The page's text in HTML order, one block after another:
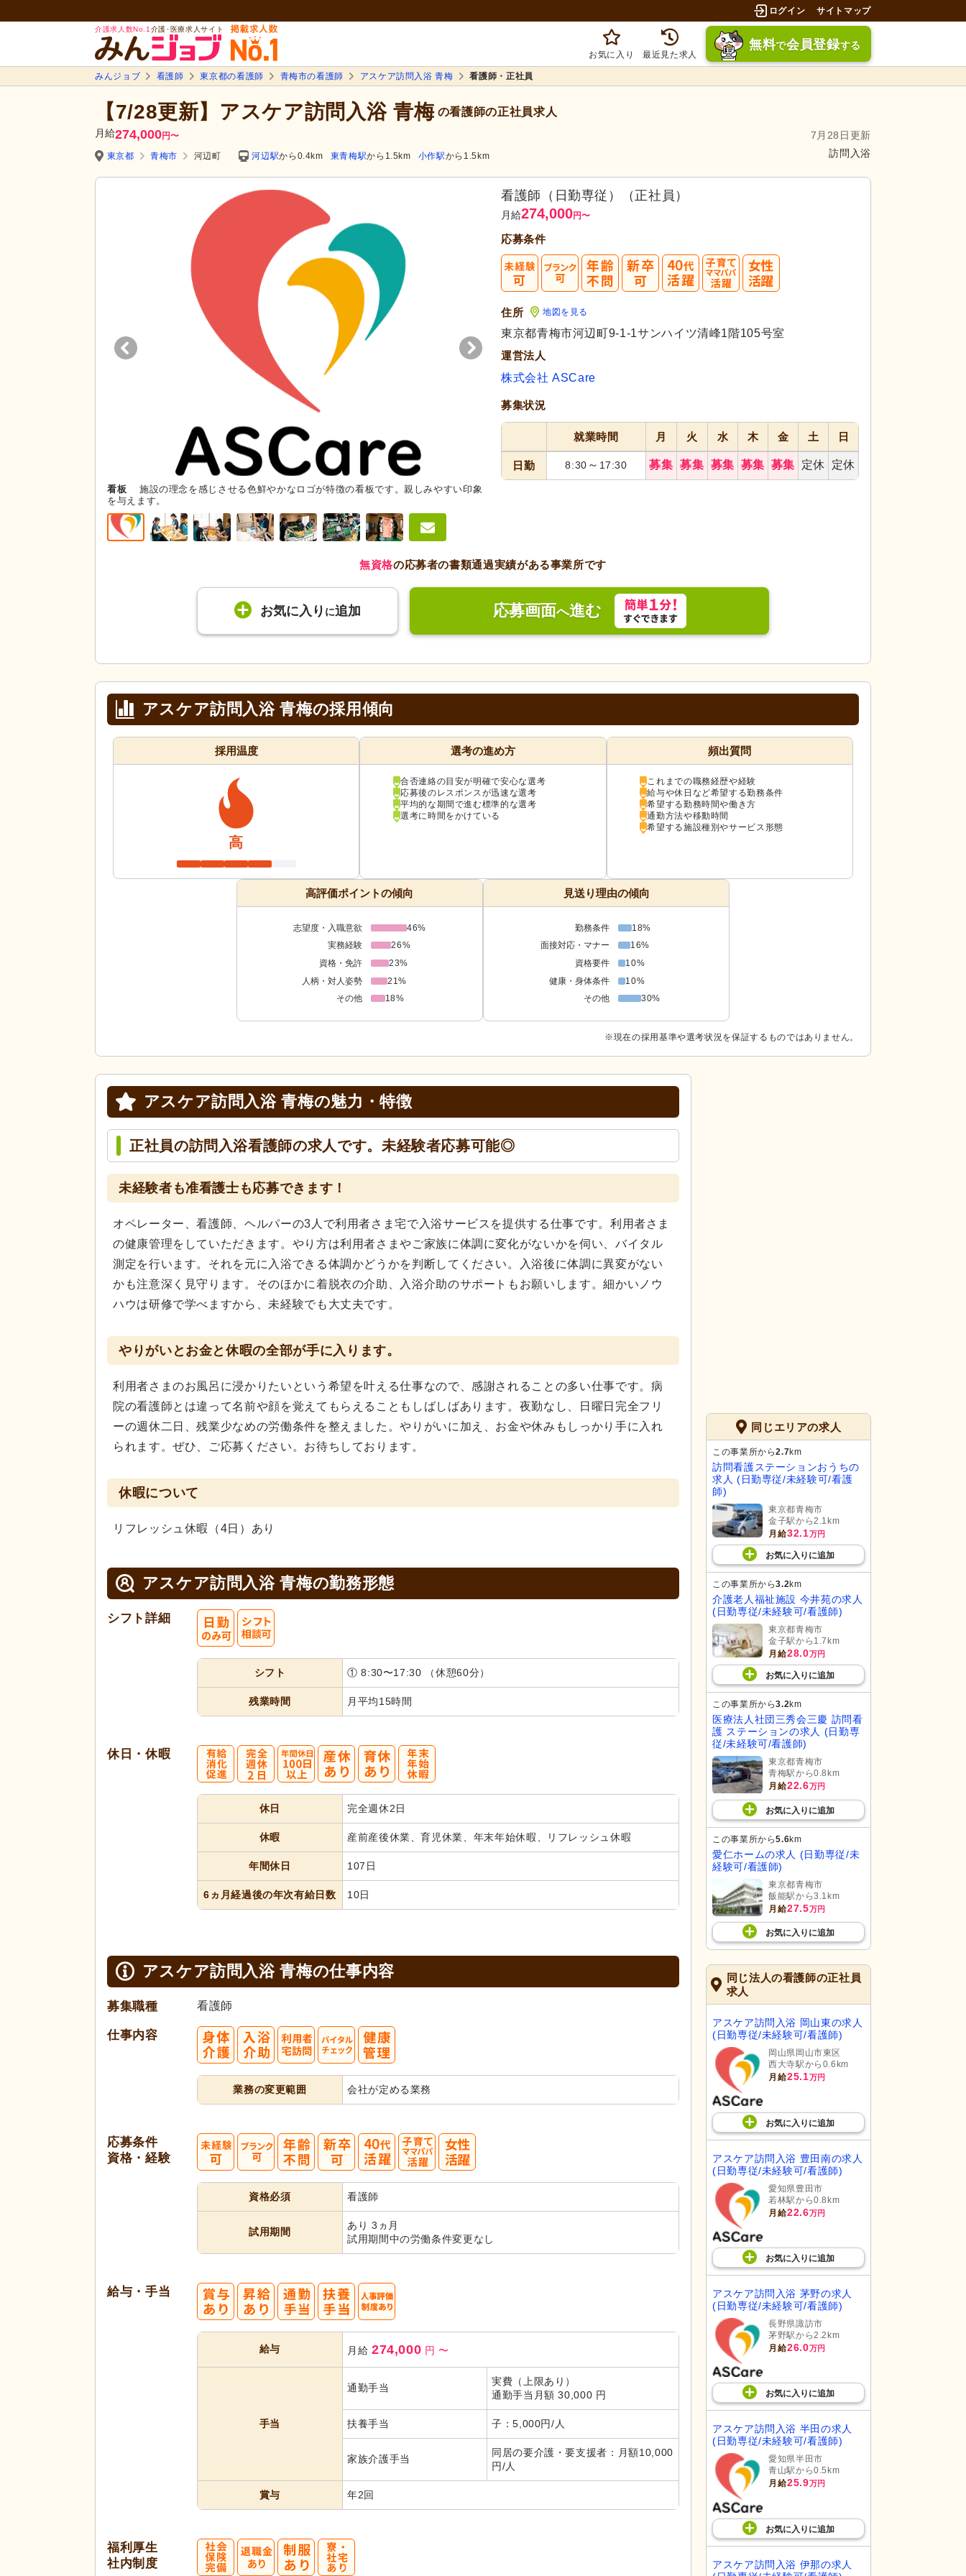
ログイン サイトマップ
介護求人数No.1 介護･医療求人サイト
お気に入り 最近見た求人
無料で会員登録する
みんジョブ 看護師 東京都の看護師 青梅市の看護師 アスケア訪問入浴 青梅 看護師・正社員
【7/28更新】アスケア訪問入浴 青梅の看護師の正社員求人
月給274,000円〜
7月28日更新
訪問入浴
東京都 青梅市 河辺町 河辺駅から0.4km 東青梅駅から1.5km 小作駅から1.5km
看板
施設の理念を感じさせる色鮮やかなロゴが特徴の看板です。親しみやすい印象
を与えます。
看護師（日勤専従）（正社員）
月給274,000円〜
応募条件
住所 地図を見る
東京都青梅市河辺町9-1-1サンハイツ清峰1階105号室
運営法人
株式会社 ASCare
募集状況
就業時間 月 火 水 木 金 土 日
日勤 8:30 ～ 17:30 募集 募集 募集 募集 募集 定休 定休
無資格の応募者の書類通過実績がある事業所です
お気に入り に追加 応募画面へ進む
アスケア訪問入浴 青梅の採用傾向
採用温度
高
選考の進め方
合否連絡の目安が明確で安心な選考
応募後のレスポンスが迅速な選考
平均的な期間で進む標準的な選考
選考に時間をかけている
頻出質問
これまでの職務経歴や経験
給与や休日など希望する勤務条件
希望する勤務時間や働き方
通勤方法や移動時間
希望する施設種別やサービス形態
高評価ポイントの傾向
志望度・入職意欲
46%
実務経験
26%
資格・免許
23%
人柄・対人姿勢
21%
その他
18%
見送り理由の傾向
勤務条件
18%
面接対応・マナー
16%
資格要件
10%
健康・身体条件
10%
その他
30%
※現在の採用基準や選考状況を保証するものではありません。
アスケア訪問入浴 青梅の魅力・特徴
正社員の訪問入浴看護師の求人です。未経験者応募可能◎
未経験者も准看護士も応募できます！
オペレーター、看護師、ヘルパーの3人で利用者さま宅で入浴サービスを提供する仕事です。利用者さま
の健康管理をしていただきます。やり方は利用者さまやご家族に体調に変化がないかを伺い、バイタル
測定を行います。それを元に入浴できる体調かどうかを判断してください。入浴後に体調に異変がない
かも注意深く見守ります。そのほかに着脱衣の介助、入浴介助のサポートもお願いします。細かいノウ
ハウは研修で学べますから、未経験でも大丈夫です。
やりがいとお金と休暇の全部が手に入ります。
利用者さまのお風呂に浸かりたいという希望を叶える仕事なので、感謝されることの多い仕事です。病
院の看護師とは違って名前や顔を覚えてもらえることもしばしばあります。夜勤なし、日曜日完全フリ
ーの週休二日、残業少なめの労働条件を整えました。やりがいに加え、お金や休みもしっかり手に入れ
られます。ぜひ、ご応募ください。お待ちしております。
休暇について
リフレッシュ休暇（4日）あり
アスケア訪問入浴 青梅の勤務形態
シフト詳細
シフト ① 8:30〜17:30 （休憩60分）
残業時間 月平均15時間
休日・休暇
休日 完全週休2日
休暇 産前産後休業、育児休業、年末年始休暇、リフレッシュ休暇
年間休日 107日
6ヵ月経過後の年次有給日数 10日
アスケア訪問入浴 青梅の仕事内容
募集職種 看護師
仕事内容
業務の変更範囲 会社が定める業務
応募条件
資格・経験
資格必須 看護師
試用期間
あり 3ヵ月
試用期間中の労働条件変更なし
給与・手当
給与 月給 274,000 円 〜
手当
通勤手当
実費（上限あり）
通勤手当月額 30,000 円
扶養手当 子：5,000円/人
家族介護手当
同居の要介護・要支援者：月額10,000
円/人
賞与 年2回
福利厚生
社内制度
同じエリアの求人
この事業所から2.7km
訪問看護ステーションおうちの
求人 (日勤専従/未経験可/看護
師)
東京都青梅市
金子駅から2.1km
月給32.1万円
お気に入り に追加
この事業所から3.2km
介護老人福祉施設 今井苑の求人
(日勤専従/未経験可/看護師)
東京都青梅市
金子駅から1.7km
月給28.0万円
お気に入り に追加
この事業所から3.2km
医療法人社団三秀会三慶 訪問看
護 ステーションの求人 (日勤専
従/未経験可/看護師)
東京都青梅市
青梅駅から0.8km
月給22.6万円
お気に入り に追加
この事業所から5.6km
愛仁ホームの求人 (日勤専従/未
経験可/看護師)
東京都青梅市
飯能駅から3.1km
月給27.5万円
お気に入り に追加
同じ法人の看護師の正社員
求人
アスケア訪問入浴 岡山東の求人
(日勤専従/未経験可/看護師)
岡山県岡山市東区
西大寺駅から0.6km
月給25.1万円
お気に入り に追加
アスケア訪問入浴 豊田南の求人
(日勤専従/未経験可/看護師)
愛知県豊田市
若林駅から0.8km
月給22.6万円
お気に入り に追加
アスケア訪問入浴 茅野の求人
(日勤専従/未経験可/看護師)
長野県諏訪市
茅野駅から2.2km
月給26.0万円
お気に入り に追加
アスケア訪問入浴 半田の求人
(日勤専従/未経験可/看護師)
愛知県半田市
青山駅から0.5km
月給25.9万円
お気に入り に追加
アスケア訪問入浴 伊那の求人